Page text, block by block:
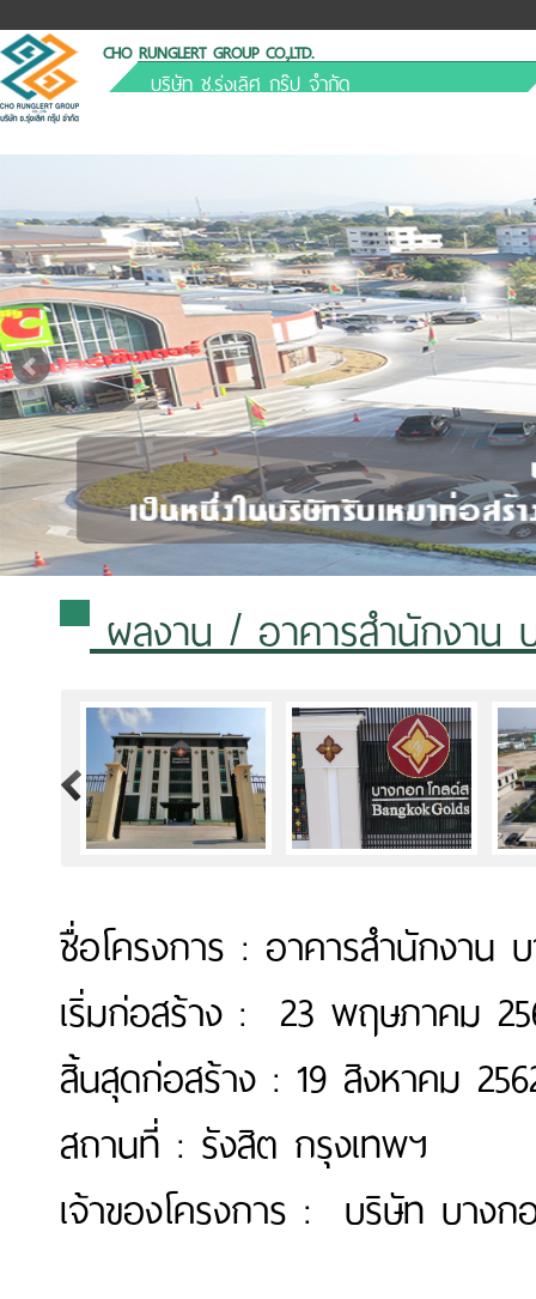
CHO RUNGLERT GROUP CO.,LTD.
บริษัท ช.รุ่งเลิศ กรุ๊ป จำกัด
ผลงาน/ อาคารสำนักงาน
ชื่อโครงการ : อาคารสำนักงา
เริ่มก่อสร้าง : 23 พฤษภาคม
สิ้นสุดก่อสร้าง : 19 สิงหาคม
สถานที่ : รังสิต กรุงเทพฯ
เจ้าของโครงการ : บริษัท บาง